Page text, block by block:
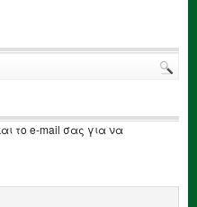
το e-mail σας για να